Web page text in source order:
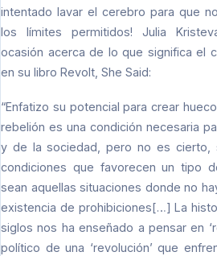
intentado lavar el cerebro para que
los límites permitidos! Julia
ocasión acerca de lo que significa el
en su libro Revolt, She Said:
“Enfatizo su potencial para crear
rebelión es una condición necesaria
y de la sociedad, pero no es cierto,
condiciones que favorecen un tipo
sean aquellas situaciones donde no
existencia de prohibiciones[…] La
siglos nos ha enseñado a pensar en
político de una ‘revolución’ que